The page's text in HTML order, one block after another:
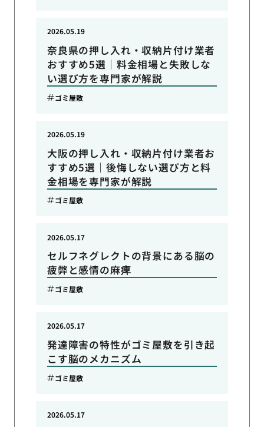
奈良県の押し入れ・収納片付け業者
おすすめ5選｜料金相場と失敗しな
い選び方を専門家が解説
2026.05.19
ゴミ屋敷
大阪の押し入れ・収納片付け業者お
すすめ5選｜後悔しない選び方と料
金相場を専門家が解説
2026.05.19
ゴミ屋敷
セルフネグレクトの背景にある脳の
疲弊と感情の麻痺
2026.05.17
ゴミ屋敷
発達障害の特性がゴミ屋敷を引き起
こす脳のメカニズム
2026.05.17
ゴミ屋敷
2026.05.17